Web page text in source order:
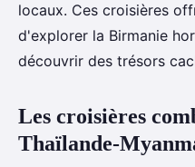
locaux. Ces croisières
d'explorer la Birmanie
découvrir des trésors
Les croisières
Thaïlande-